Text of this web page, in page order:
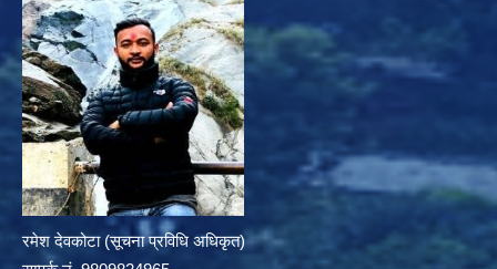
रमेश देवकोटा (सूचना प्रविधि अधिकृत)